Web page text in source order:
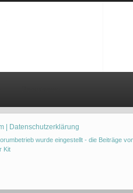
| Datenschutzerklärung
wurde eingestellt - die Beiträge
Kit